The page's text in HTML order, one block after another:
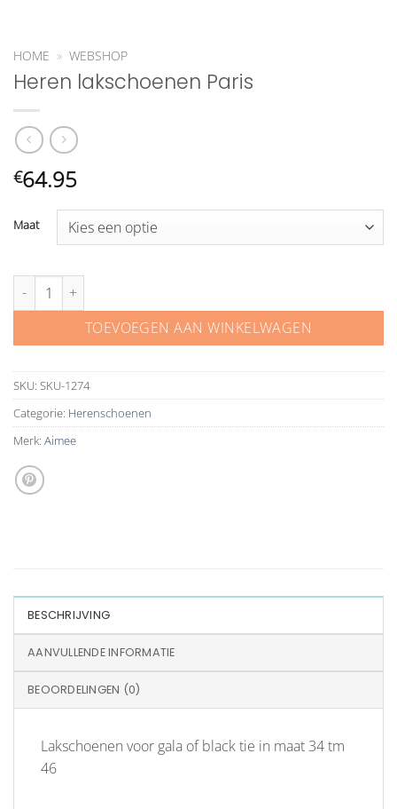
HOME » WEBSHOP
Heren lakschoenen Paris
€64.95
Maat
Heren lakschoenen Paris aantal
TOEVOEGEN AAN WINKELWAGEN
SKU: SKU-1274
Categorie: Herenschoenen
Merk: Aimee
BESCHRIJVING
AANVULLENDE INFORMATIE
BEOORDELINGEN (0)
Lakschoenen voor gala of black tie in maat 34 tm
46